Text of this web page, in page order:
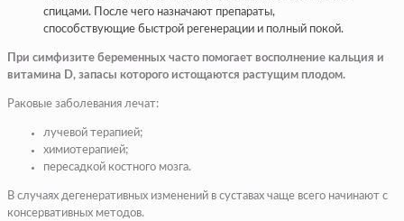
спицами. После чего назначают препараты,
способствующие быстрой регенерации и полный покой.
При симфизите беременных часто помогает восполнение кальция и
витамина D, запасы которого истощаются растущим плодом.
Раковые заболевания лечат:
лучевой терапией;
химиотерапией;
пересадкой костного мозга.
В случаях дегенеративных изменений в суставах чаще всего начинают с
консервативных методов.